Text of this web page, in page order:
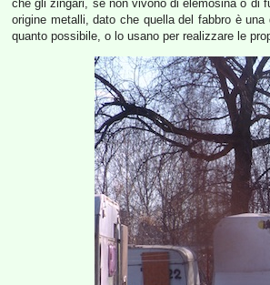
che gli zingari, se non vivono di elemosina o di
origine metalli, dato che quella del fabbro è
quanto possibile, o lo usano per realizzare le